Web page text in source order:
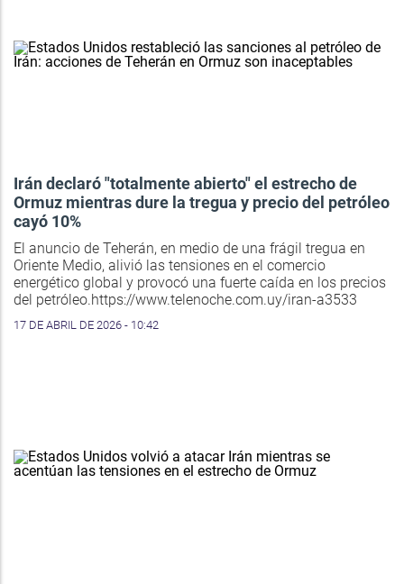
Irán declaró "totalmente abierto" el estrecho de
Ormuz mientras dure la tregua y precio del petróleo
cayó 10%
El anuncio de Teherán, en medio de una frágil tregua en
Oriente Medio, alivió las tensiones en el comercio
energético global y provocó una fuerte caída en los precios
del petróleo.https://www.telenoche.com.uy/iran-a3533
17 DE ABRIL DE 2026 - 10:42